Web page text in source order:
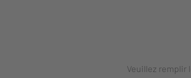
Veuillez remplir